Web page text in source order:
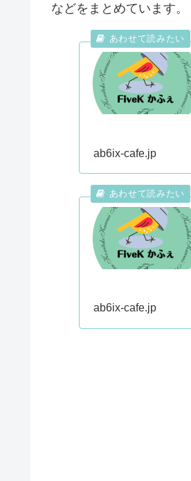
などをまとめています。
ab6ix-cafe.jp
ab6ix-cafe.jp